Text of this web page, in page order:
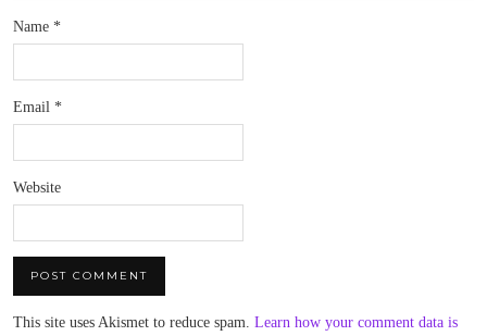
Name *
Email *
Website
This site uses Akismet to reduce spam. Learn how your comment data is